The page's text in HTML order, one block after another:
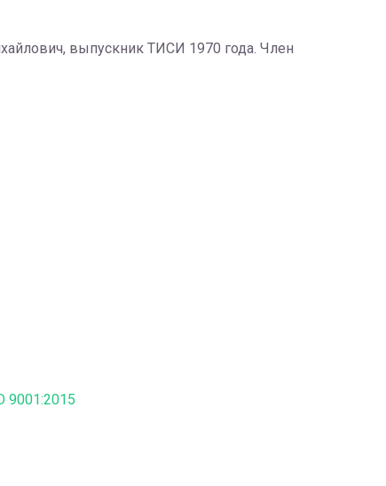
выпускник ТИСИ 1970 года. Член
9001:2015